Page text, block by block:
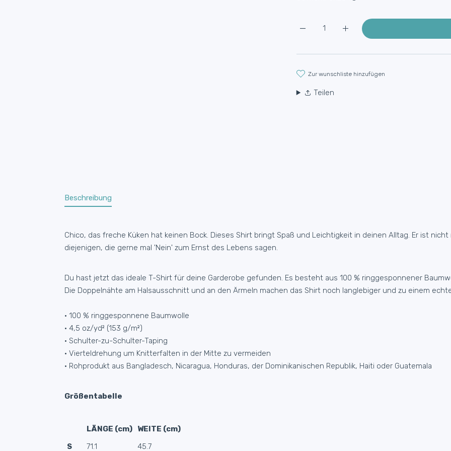
Erhöhe die Menge für
Erhöhe die Menge für Kurzärmeliges Damen-T-
zur wunschliste hinzufügen
Teilen
Beschreibung
Chico, das freche Küken hat keinen Bock. Dieses Shirt bringt Spaß und Leichtigkeit in deinen Alltag. Er ist
diejenigen, die gerne mal 'Nein' zum Ernst des Lebens sagen.
Du hast jetzt das ideale T-Shirt für deine Garderobe gefunden. Es besteht aus 100 % ringgesponnener
Die Doppelnähte am Halsausschnitt und an den Ärmeln machen das Shirt noch langlebiger und zu einem
• 100 % ringgesponnene Baumwolle
• 4,5 oz/yd² (153 g/m²)
• Schulter-zu-Schulter-Taping
• Vierteldrehung um Knitterfalten in der Mitte zu vermeiden
• Rohprodukt aus Bangladesch, Nicaragua, Honduras, der Dominikanischen Republik, Haiti oder Guatemala
Größentabelle
LÄNGE (cm)
WEITE (cm)
S
71.1 45.7